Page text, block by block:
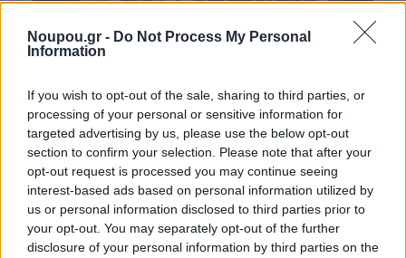
Noupou.gr - Do Not Process My Personal
Information
If you wish to opt-out of the sale, sharing to third parties, or
processing of your personal or sensitive information for
targeted advertising by us, please use the below opt-out
section to confirm your selection. Please note that after your
opt-out request is processed you may continue seeing
interest-based ads based on personal information utilized by
us or personal information disclosed to third parties prior to
your opt-out. You may separately opt-out of the further
disclosure of your personal information by third parties on the
STORIES
Το ΜΙΝΙΟΝ ήταν οι γιορτές μας
Τίποτα δεν είναι τυχαίο λοιπόν στη ζωή… Όπως δεν